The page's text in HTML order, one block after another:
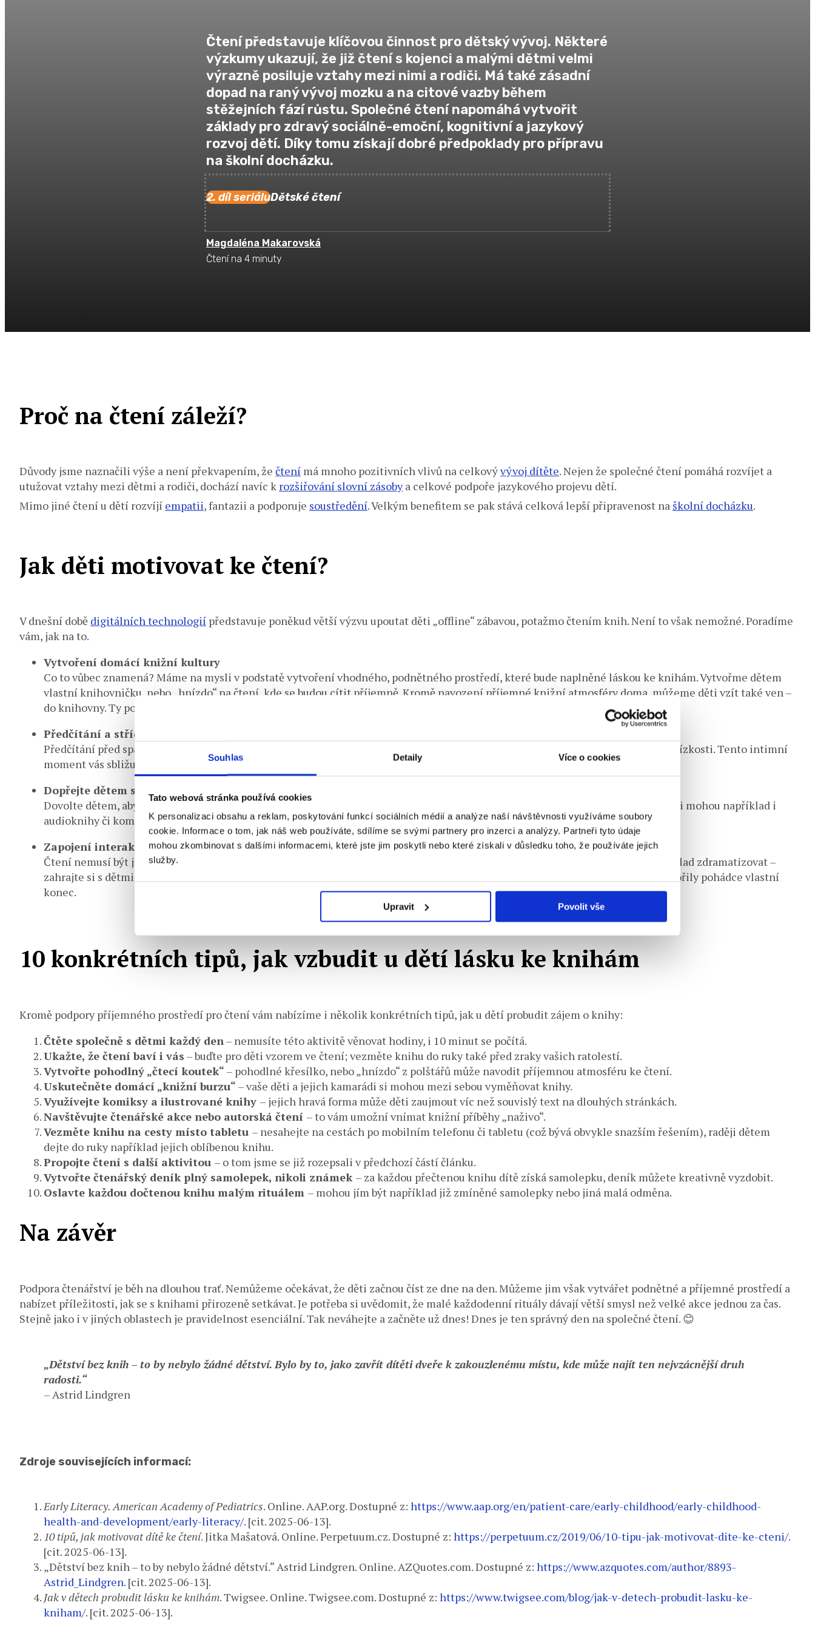
Souhlas Detaily Více o cookies
Tato webová stránka používá cookies
K personalizaci obsahu a reklam, poskytování funkcí sociálních médií a analýze naší návštěvnosti využíváme soubory
cookie. Informace o tom, jak náš web používáte, sdílíme se svými partnery pro inzerci a analýzy. Partneři tyto údaje
mohou zkombinovat s dalšími informacemi, které jste jim poskytli nebo které získali v důsledku toho, že používáte jejich
služby.
Upravit Povolit vše
Čtení představuje klíčovou činnost pro dětský vývoj. Některé
výzkumy ukazují, že již čtení s kojenci a malými dětmi velmi
výrazně posiluje vztahy mezi nimi a rodiči. Má také zásadní
dopad na raný vývoj mozku a na citové vazby během
stěžejních fází růstu. Společné čtení napomáhá vytvořit
základy pro zdravý sociálně-emoční, kognitivní a jazykový
rozvoj dětí. Díky tomu získají dobré předpoklady pro přípravu
na školní docházku.
2. díl seriáluDětské čtení
Magdaléna Makarovská
Čtení na 4 minuty
Proč na čtení záleží?
Důvody jsme naznačili výše a není překvapením, že čtení má mnoho pozitivních vlivů na celkovývývoj dítěte. Nejen že společné čtení pomáhá rozvíjet a
utužovat vztahy mezi dětmi a rodiči, dochází navíc k rozšiřování slovní zásobya celkové podpoře jazykového projevu dětí.
Mimo jiné čtení u dětí rozvíjí empatii, fantazii a podporuje soustředění. Velkým benefitem se pak stává celková lepší připravenost na školní docházku.
Jak děti motivovat ke čtení?
V dnešní době digitálních technologií představuje poněkud větší výzvu upoutat děti „offline“ zábavou, potažmo čtením knih. Není to však nemožné. Poradíme
vám, jak na to.
Vytvoření domácí knižní kultury
Co to vůbec znamená? Máme na mysli v podstatě vytvoření vhodného, podnětného prostředí, které bude naplněné láskou ke knihám. Vytvořme dětem
vlastní knihovničku, nebo „hnízdo“ na čtení, kde se budou cítit příjemně. Kromě navození příjemné knižní atmosféry doma, můžeme děti vzít také ven –
do knihovny. Ty pořádají různé akce pro děti, které mohou pomoci vzbudit zájem dětí o čtení.
Předčítání a střídání ve čtení
Předčítání před spaním je krásný rituál, který by se měl stát pravidelnou součástí vašich dní. Děti mají rády vaši intonaci a pocit blízkosti. Tento intimní
moment vás sbližuje. Jistou obměnou může být střídání ve čtení, aby se zapojily také děti.
Dopřejte dětem svobodu výběru
Dovolte dětem, aby vybraly knihu samy. Nechte je zvolit titul, ale třeba i formu. Dnešní doba poskytuje mnoho možností – vybrat si mohou například i
audioknihy či komiks.
Zapojení interaktivity
Čtení nemusí být jen pouhé sezení u knihy. Existuje spousta variant, jak čtení obohatit dalšími aktivitami. Zkuste pohádku například zdramatizovat –
zahrajte si s dětmi divadlo. Nebo nakreslete k příběhu obrázek. Dávejte dětem doplňující otázky k příběhu. Poproste děti, aby vytvořily pohádce vlastní
konec.
10 konkrétních tipů, jak vzbudit u dětí lásku ke knihám
Kromě podpory příjemného prostředí pro čtení vám nabízíme i několik konkrétních tipů, jak u dětí probudit zájem o knihy:
Čtěte společně s dětmi každý den – nemusíte této aktivitě věnovat hodiny, i 10 minut se počítá.
Ukažte, že čtení baví i vás – buďte pro děti vzorem ve čtení; vezměte knihu do ruky také před zraky vašich ratolestí.
Vytvořte pohodlný „čtecí koutek“ – pohodlné křesílko, nebo „hnízdo“ z polštářů může navodit příjemnou atmosféru ke čtení.
Uskutečněte domácí „knižní burzu“ – vaše děti a jejich kamarádi si mohou mezi sebou vyměňovat knihy.
Využívejte komiksy a ilustrované knihy – jejich hravá forma může děti zaujmout víc než souvislý text na dlouhých stránkách.
Navštěvujte čtenářské akce nebo autorská čtení – to vám umožní vnímat knižní příběhy „naživo“.
Vezměte knihu na cesty místo tabletu – nesahejte na cestách po mobilním telefonu či tabletu (což bývá obvykle snazším řešením), raději dětem
dejte do ruky například jejich oblíbenou knihu.
Propojte čtení s další aktivitou – o tom jsme se již rozepsali v předchozí částí článku.
Vytvořte čtenářský deník plný samolepek, nikoli známek – za každou přečtenou knihu dítě získá samolepku, deník můžete kreativně vyzdobit.
Oslavte každou dočtenou knihu malým rituálem – mohou jím být například již zmíněné samolepky nebo jiná malá odměna.
Na závěr
Podpora čtenářství je běh na dlouhou trať. Nemůžeme očekávat, že děti začnou číst ze dne na den. Můžeme jim však vytvářet podnětné a příjemné prostředí a
nabízet příležitosti, jak se s knihami přirozeně setkávat. Je potřeba si uvědomit, že malé každodenní rituály dávají větší smysl než velké akce jednou za čas.
Stejně jako i v jiných oblastech je pravidelnost esenciální. Tak neváhejte a začněte už dnes! Dnes je ten správný den na společné čtení. 😊
„Dětství bez knih – to by nebylo žádné dětství. Bylo by to, jako zavřít dítěti dveře k zakouzlenému místu, kde může najít ten nejvzácnější druh
radosti.“
– Astrid Lindgren
Zdroje souvisejících informací:
Early Literacy. American Academy of Pediatrics. Online. AAP.org. Dostupné z: https://www.aap.org/en/patient-care/early-childhood/early-childhood-
health-and-development/early-literacy/. [cit. 2025-06-13].
10 tipů, jak motivovat dítě ke čtení. Jitka Mašatová. Online. Perpetuum.cz. Dostupné z: https://perpetuum.cz/2019/06/10-tipu-jak-motivovat-dite-ke-cteni/.
[cit. 2025-06-13].
„Dětství bez knih – to by nebylo žádné dětství.“ Astrid Lindgren. Online. AZQuotes.com. Dostupné z: https://www.azquotes.com/author/8893-
Astrid_Lindgren. [cit. 2025-06-13].
Jak v dětech probudit lásku ke knihám. Twigsee. Online. Twigsee.com. Dostupné z: https://www.twigsee.com/blog/jak-v-detech-probudit-lasku-ke-
kniham/. [cit. 2025-06-13].